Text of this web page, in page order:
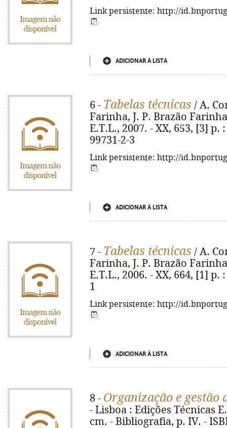
Link persistente: http://
ADICIONAR À LISTA
6 - Tabelas técnicas / A.
Farinha, J. P. Brazão
E.T.L., 2007. - XX, 653, [3] p.
99731-2-3
Link persistente: http://
ADICIONAR À LISTA
7 - Tabelas técnicas / A.
Farinha, J. P. Brazão
E.T.L., 2006. - XX, 664, [1] p.
1
Link persistente: http://
ADICIONAR À LISTA
8 - Organização e gestão
- Lisboa : Edições Técnicas
cm. - Bibliografia, p. IV. -